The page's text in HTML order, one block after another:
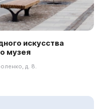
искусства
музея
д. 8.